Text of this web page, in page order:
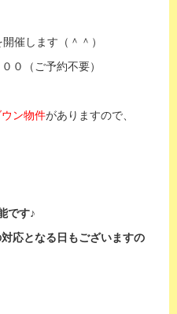
催します（＾＾）
０（ご予約不要）
ン物件がありますので、
です♪
応となる日もございますの